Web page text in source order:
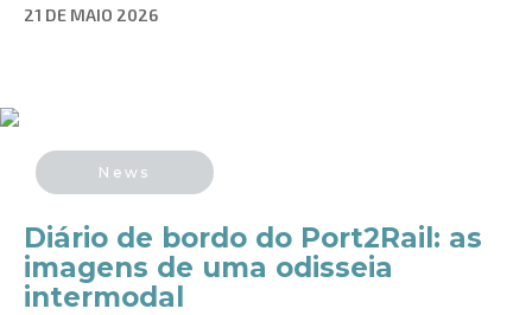
21 DE MAIO 2026
News
Diário de bordo do Port2Rail: as
imagens de uma odisseia
intermodal